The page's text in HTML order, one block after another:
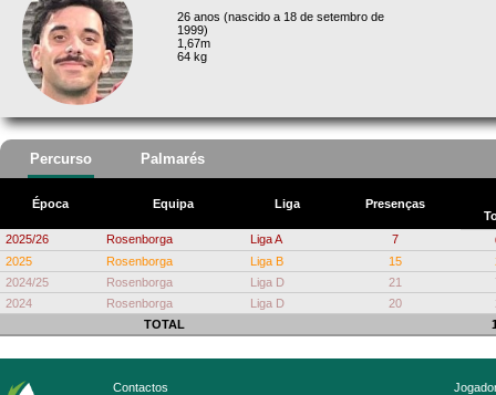
26 anos (nascido a 18 de setembro de
1999)
1,67m
64 kg
Percurso Palmarés
Época Equipa Liga
Presenças
2025/26
Rosenborga Liga A 7
2025
Rosenborga Liga B 15
2024/25
Rosenborga Liga D 21
2024
Rosenborga Liga D 20
TOTAL
Contactos